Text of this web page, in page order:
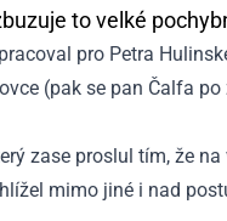
to velké
pro Petra
(pak se pan Čalfa
zase proslul tím, že
mimo jiné i nad